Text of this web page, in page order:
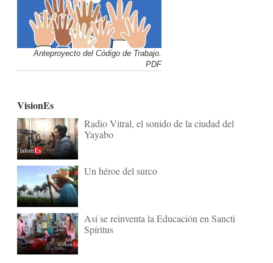
Anteproyecto del Código de Trabajo.
PDF
VisionEs
Radio Vitral, el sonido de la ciudad del
Yayabo
Un héroe del surco
Así se reinventa la Educación en Sancti
Spíritus